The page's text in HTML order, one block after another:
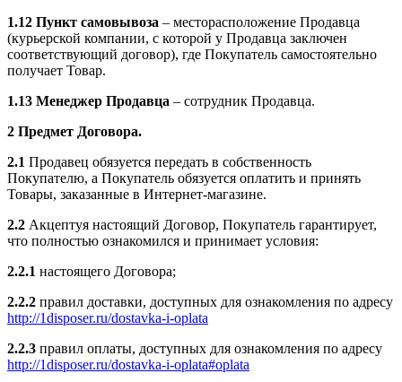
1.12 Пункт самовывоза – месторасположение Продавца
(курьерской компании, с которой у Продавца заключен
соответствующий договор), где Покупатель самостоятельно
получает Товар.
1.13 Менеджер Продавца – сотрудник Продавца.
2 Предмет Договора.
2.1 Продавец обязуется передать в собственность
Покупателю, а Покупатель обязуется оплатить и принять
Товары, заказанные в Интернет-магазине.
2.2 Акцептуя настоящий Договор, Покупатель гарантирует,
что полностью ознакомился и принимает условия:
2.2.1 настоящего Договора;
2.2.2 правил доставки, доступных для ознакомления по адресу
http://1disposer.ru/dostavka-i-oplata
2.2.3 правил оплаты, доступных для ознакомления по адресу
http://1disposer.ru/dostavka-i-oplata#oplata